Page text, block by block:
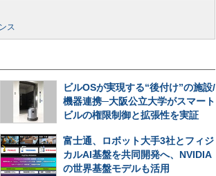
ス
ビルOSが実現する“後付け”の施設/
機器連携─大阪公立大学がスマート
ビルの権限制御と拡張性を実証
富士通、ロボット大手3社とフィジ
カルAI基盤を共同開発へ、NVIDIA
の世界基盤モデルも活用